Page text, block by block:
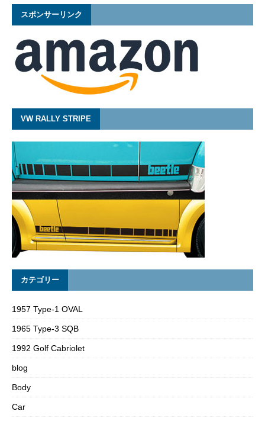
スポンサーリンク
VW RALLY STRIPE
カテゴリー
1957 Type-1 OVAL
1965 Type-3 SQB
1992 Golf Cabriolet
blog
Body
Car